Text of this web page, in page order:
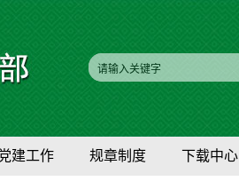
建工作 规章制度 下载中心